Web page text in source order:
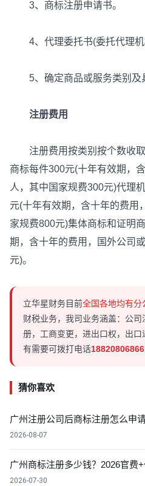
3、商标注册申请书。
4、代理委托书(委托代理机
5、确定商品或服务类别及
注册费用
注册费用按类别按个数收取
商标每件300元(十年有效期，
人，其中国家规费300元)代理
元(十年有效期，含十年的费用
家规费800元)集体商标和证明
期，含十年的费用，国外公司
元)。
立华星财务目前全国各地均有分
财税业务，我司业务涵盖：公
册，工商变更，进出口权，出
有需要可拨打电话18820806866
猜你喜欢
广州注册公司后商标注册怎么申
2026-08-07
广州商标注册多少钱？2026官费
2026-07-30